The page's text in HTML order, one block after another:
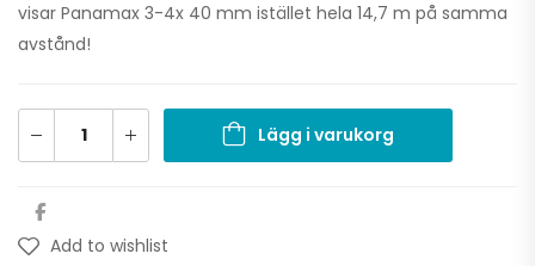
visar Panamax 3-4x 40 mm istället hela 14,7 m på samma
avstånd!
Lägg i varukorg
Add to wishlist